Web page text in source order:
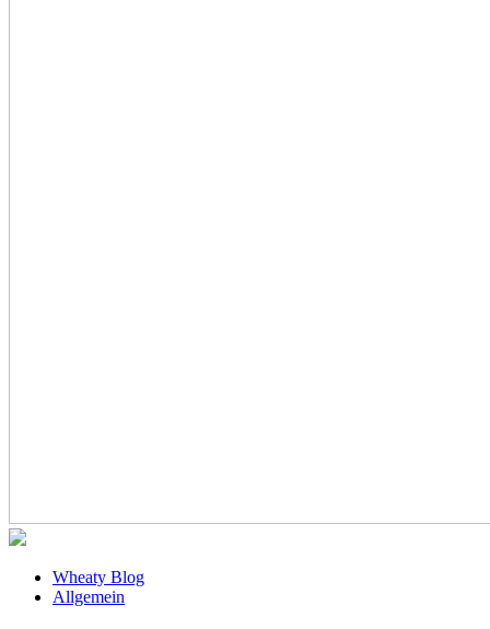
Wheaty Blog
Allgemein